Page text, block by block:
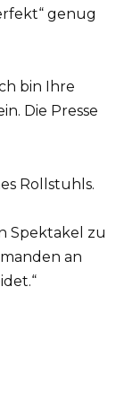
genug
bin Ihre
Die Presse
Rollstuhls.
Spektakel zu
an